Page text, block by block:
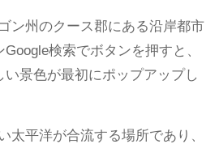
ン州のクース郡にある沿岸都市
検索でボタンを押すと、
景色が最初にポップアップし
太平洋が合流する場所であり、